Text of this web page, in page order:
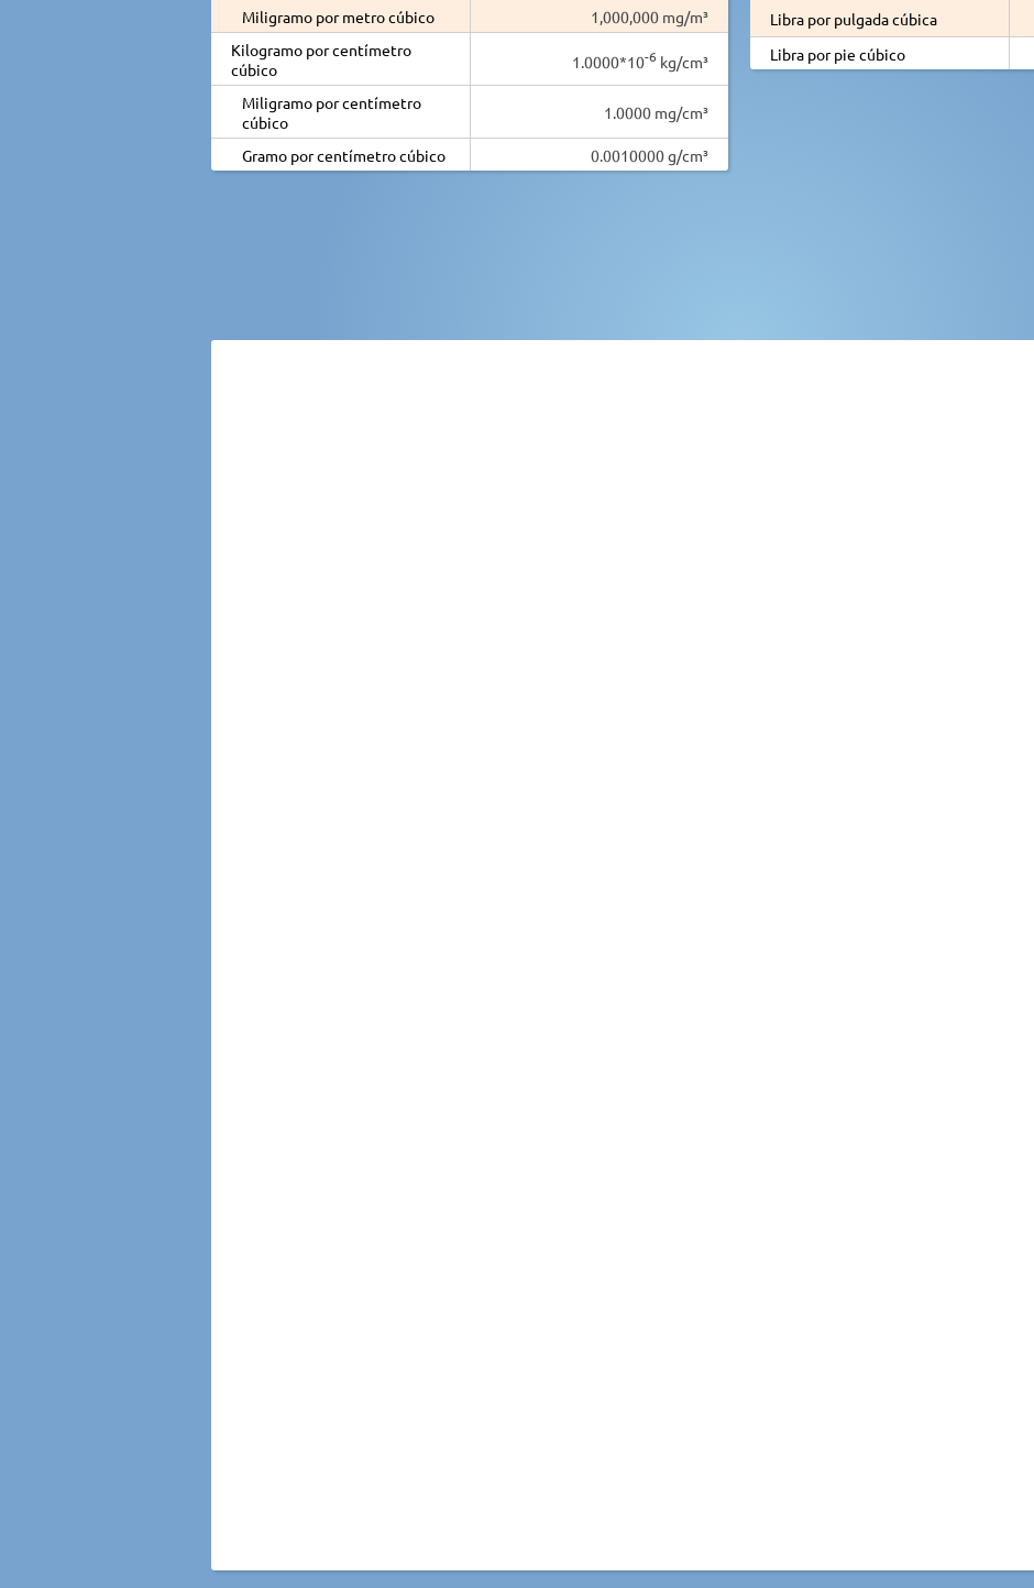
Miligramo por metro cúbico
1,000,000 mg/m³
Kilogramo por centímetro
cúbico
1.0000*10-6 kg/cm³
Miligramo por centímetro
cúbico
1.0000 mg/cm³
Gramo por centímetro cúbico 0.0010000 g/cm³
Libra por pulgada cúbica
Libra por pie cúbico